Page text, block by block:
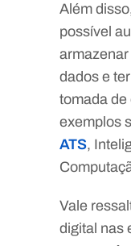
Além
possível
dados e
tomada de
exemplos
ATS,
Vale
digital nas